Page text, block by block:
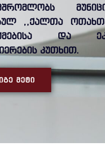
,,ქალთა
და
კუთხით.
ᲛᲔᲢᲘ